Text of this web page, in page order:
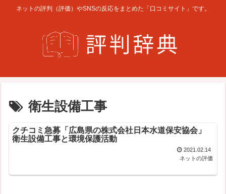
ネットの評判（評価）やSNSの反応をまとめた「口コミサイト」です。
衛生設備工事
クチコミ急募「広島県の株式会社日本水道保安協会」
衛生設備工事と環境保護活動
2021.02.14
ネットの評価